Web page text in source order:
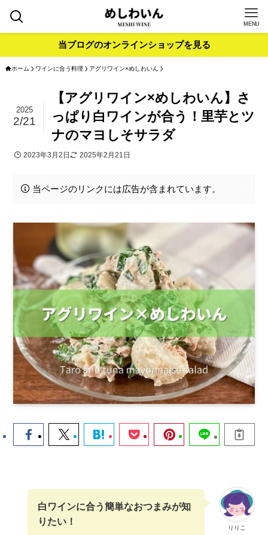
MENU
当ブログのオンラインショップを見る
ホーム ワインに合う料理 アグリワイン×めしわいん
【アグリワイン×めしわいん】さ
っぱり白ワインが合う！里芋とツ
ナのマヨしそサラダ
2025
2/21
2023年3月2日 2025年2月21日
当ページのリンクには広告が含まれています。
りりこ
白ワインに合う簡単なおつまみが知
りたい！